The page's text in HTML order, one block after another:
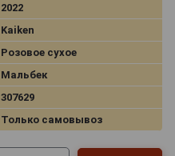
2022
Kaiken
Розовое сухое
Мальбек
307629
Только самовывоз